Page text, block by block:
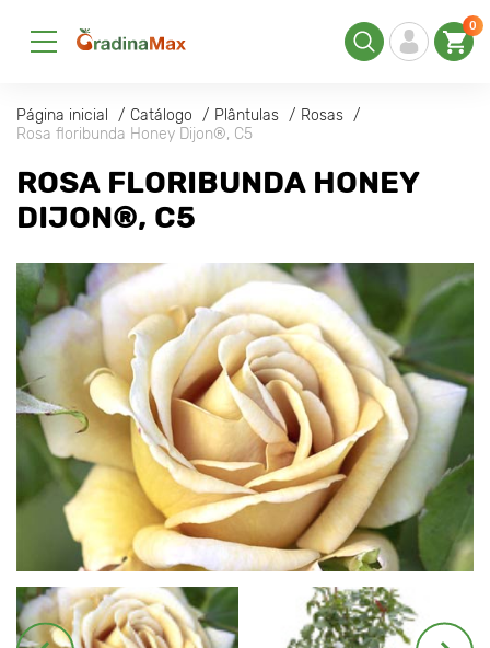
0
Página inicial Catálogo Plântulas
Rosas
Rosa floribunda Honey Dijon®, C5
ROSA FLORIBUNDA HONEY
DIJON®, C5